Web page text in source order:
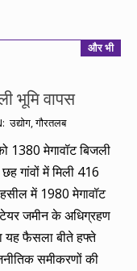
और भी
भूमि वापस
उद्योग,गौरतलब
1380 मेगावॉट बिजली
गांवों में मिली 416
में 1980 मेगावॉट
जमीन के अधिग्रहण
यह फैसला बीते हफ्ते
समीकरणों की